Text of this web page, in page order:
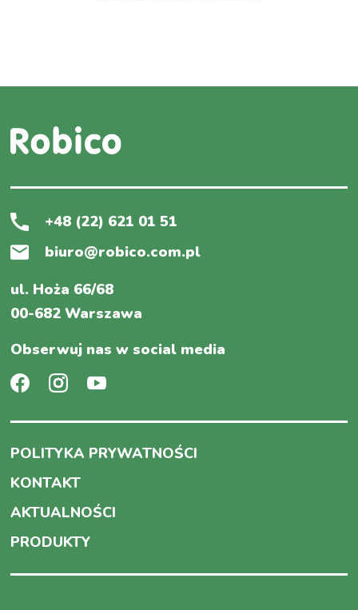
+48 (22) 621 01 51
biuro@robico.com.pl
ul. Hoża 66/68
00-682 Warszawa
Obserwuj nas w social media
POLITYKA PRYWATNOŚCI
KONTAKT
AKTUALNOŚCI
PRODUKTY